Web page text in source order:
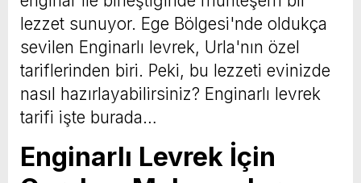
lezzet sunuyor. Ege Bölgesi'nde oldukça
sevilen Enginarlı levrek, Urla'nın özel
tariflerinden biri. Peki, bu lezzeti evinizde
nasıl hazırlayabilirsiniz? Enginarlı levrek
tarifi işte burada…
Enginarlı Levrek İçin